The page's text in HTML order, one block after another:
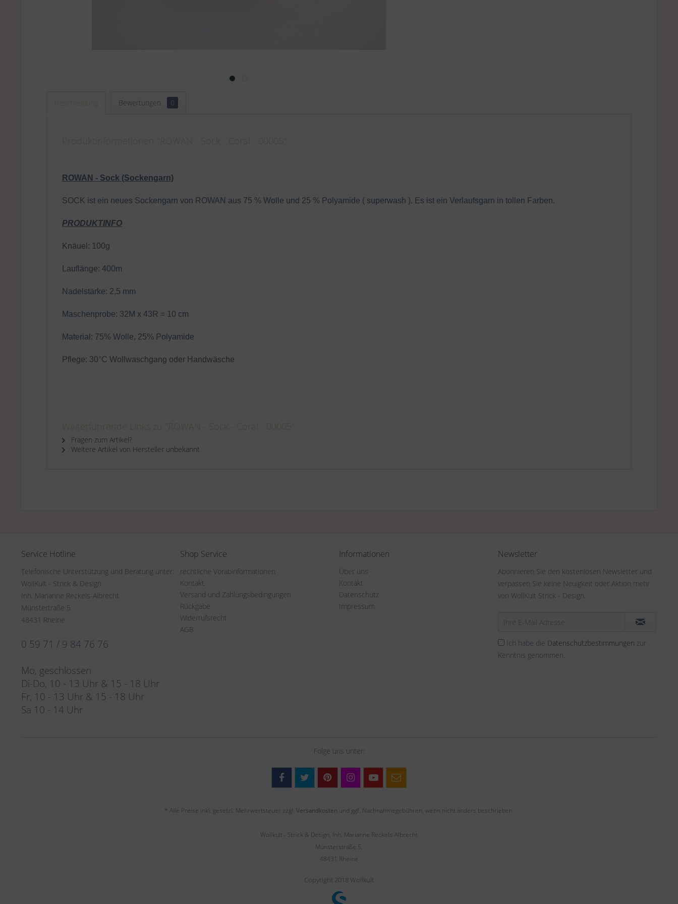
Bewertungen 0
ROWAN - Sock (Sockengarn)
SOCK ist ein neues Sockengarn von ROWAN aus 75 % Wolle und 25 % Polyamide ( superwash ). Es ist ein Verlaufsgarn in tollen Farben.
PRODUKTINFO
Knäuel: 100g
Lauflänge: 400m
Nadelstärke: 2,5 mm
Maschenprobe: 32M x 43R = 10 cm
Material: 75% Wolle, 25% Polyamide
Pflege: 30°C Wollwaschgang oder Handwäsche
Fragen zum Artikel?
Weitere Artikel von Hersteller unbekannt
Service Hotline
Telefonische Unterstützung und Beratung unter:
WollKult - Strick & Design
Inh. Marianne Reckels-Albrecht
Münstertraße 5
48431 Rheine
0 59 71 / 9 84 76 76
Mo, geschlossen
Di-Do, 10 - 13 Uhr & 15 - 18 Uhr
Fr, 10 - 13 Uhr & 15 - 18 Uhr
Sa 10 - 14 Uhr
Shop Service
rechtliche Vorabinformationen
Kontakt
Versand und Zahlungsbedingungen
Rückgabe
Widerrufsrecht
AGB
Informationen
Über uns
Kontakt
Datenschutz
Impressum
Newsletter
Abonnieren Sie den kostenlosen Newsletter und
verpassen Sie keine Neuigkeit oder Aktion mehr
von WollKult Strick - Design.
Ich habe die Datenschutzbestimmungen zur
Kenntnis genommen.
Folge uns unter:
* Alle Preise inkl. gesetzl. Mehrwertsteuer zzgl. Versandkosten und ggf. Nachnahmegebühren, wenn nicht anders beschrieben.
Wollkult - Strick & Design, Inh. Marianne Reckels-Albrecht
Münsterstraße 5,
48431 Rheine
Copyright 2018 Wollkult